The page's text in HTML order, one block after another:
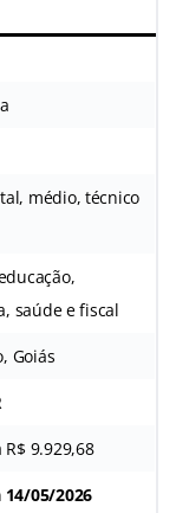
médio, técnico
saúde e fiscal
Goiás
R$ 9.929,68
14/05/2026